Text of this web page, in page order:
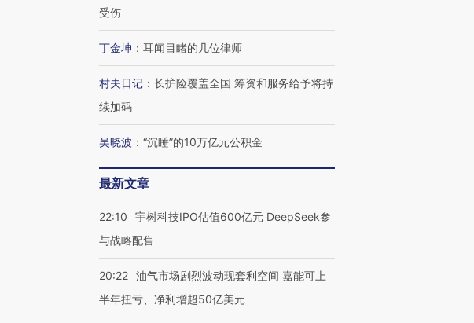
受伤
丁金坤 ： 耳闻目睹的几位律师
村夫日记 ： 长护险覆盖全国 筹资和服务给予将持
续加码
吴晓波 ： “沉睡”的10万亿元公积金
最新文章
22:10
宇树科技IPO估值600亿元 DeepSeek参
与战略配售
20:22 油气市场剧烈波动现套利空间 嘉能可上
半年扭亏、净利增超50亿美元